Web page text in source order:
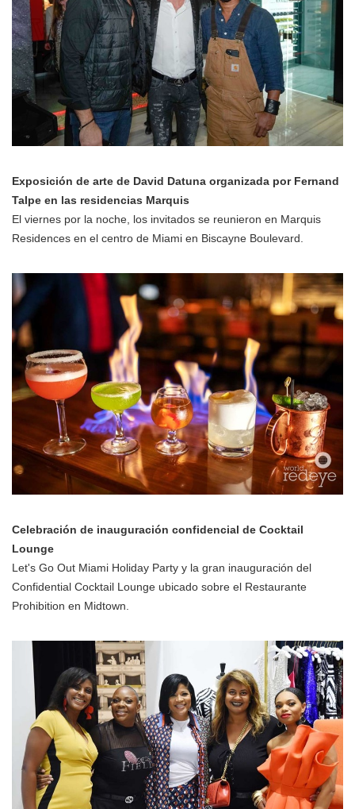
Exposición de arte de David Datuna organizada por Fernand
Talpe en las residencias Marquis
El viernes por la noche, los invitados se reunieron en Marquis
Residences en el centro de Miami en Biscayne Boulevard.
Celebración de inauguración confidencial de Cocktail
Lounge
Let's Go Out Miami Holiday Party y la gran inauguración del
Confidential Cocktail Lounge ubicado sobre el Restaurante
Prohibition en Midtown.